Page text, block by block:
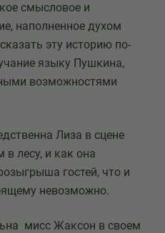
смысловое и
наполненное духом
эту историю по-
языку Пушкина,
возможностями
Лиза в сцене
в лесу, и как она
гостей, что и
невозможно.
мисс Жаксон в своем